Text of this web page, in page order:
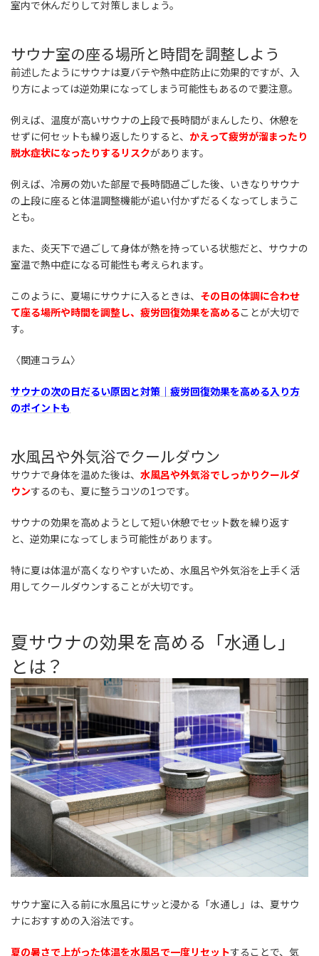
室内で休んだりして対策しましょう。
サウナ室の座る場所と時間を調整しよう
前述したようにサウナは夏バテや熱中症防止に効果的ですが、入
り方によっては逆効果になってしまう可能性もあるので要注意。
例えば、温度が高いサウナの上段で長時間がまんしたり、休憩を
せずに何セットも繰り返したりすると、 かえって疲労が溜まったり
脱水症状になったりするリスクがあります。
例えば、冷房の効いた部屋で長時間過ごした後、いきなりサウナ
の上段に座ると体温調整機能が追い付かずだるくなってしまうこ
とも。
また、炎天下で過ごして身体が熱を持っている状態だと、サウナの
室温で熱中症になる可能性も考えられます。
このように、夏場にサウナに入るときは、 その日の体調に合わせ
て座る場所や時間を調整し、疲労回復効果を高めることが大切で
す。
〈関連コラム〉
サウナの次の日だるい原因と対策｜疲労回復効果を高める入り方
のポイントも
水風呂や外気浴でクールダウン
サウナで身体を温めた後は、 水風呂や外気浴でしっかりクールダ
ウンするのも、夏に整うコツの1つです。
サウナの効果を高めようとして短い休憩でセット数を繰り返す
と、逆効果になってしまう可能性があります。
特に夏は体温が高くなりやすいため、水風呂や外気浴を上手く活
用してクールダウンすることが大切です。
夏サウナの効果を高める「水通し」
とは？
サウナ室に入る前に水風呂にサッと浸かる「水通し」は、夏サウ
ナにおすすめの入浴法です。
夏の暑さで上がった体温を水風呂で一度リセットすることで、気